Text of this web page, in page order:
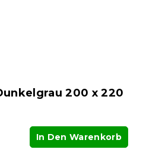
200 x 220
In Den Warenkorb